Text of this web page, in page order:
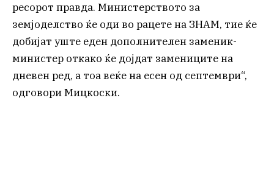
ресорот правда. Министерството за
земјоделство ќе оди во рацете на ЗНАМ, тие ќе
добијат уште еден дополнителен заменик-
министер откако ќе дојдат замениците на
дневен ред, а тоа веќе на есен од септември“,
одговори Мицкоски.